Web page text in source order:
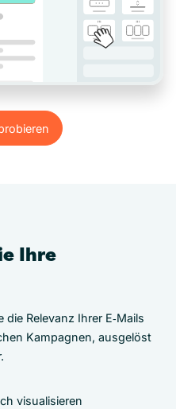
Ihre
Relevanz Ihrer E‑Mails
Kampagnen, ausgelöst
visualisieren